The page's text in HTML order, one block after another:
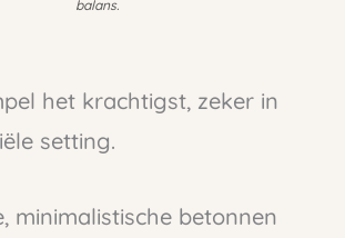
balans.
het krachtigst, zeker in
setting.
minimalistische betonnen